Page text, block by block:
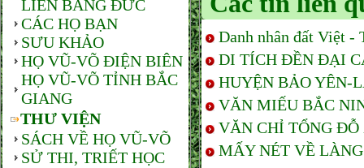
LIÊN BANG ĐỨC
CÁC HỌ BẠN
SƯU KHẢO
HỌ VŨ-VÕ ĐIỆN BIÊN
HỌ VŨ-VÕ TỈNH BẮC
GIANG
THƯ VIỆN
SÁCH VỀ HỌ VŨ-VÕ
SỬ THI, TRIẾT HỌC
Danh nhân đất Việt -
DI TÍCH ĐỀN ĐẠI
HUYỆN BẢO YÊN-
VĂN MIẾU BẮC
VĂN CHỈ TỔNG ĐỖ
MẤY NÉT VỀ